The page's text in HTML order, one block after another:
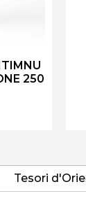
250
Tesori